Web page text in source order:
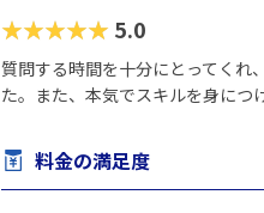
★★★★★ 5.0
質問する時間を十分にとってくれ
た。また、本気でスキルを身につ
料金の満足度